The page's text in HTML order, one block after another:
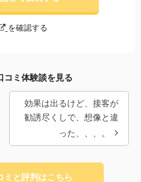
を確認する
コミ体験談を見る
効果は出るけど、接客が
勧誘尽くしで、想像と違
った、、、。
ミと評判はこちら